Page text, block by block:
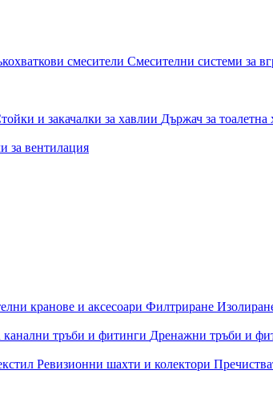
смесители Смесителни системи за
и закачалки за хавлии Държач за тоалетна
за вентилация
кранове и аксесоари Филтриране
канални тръби и фитинги Дренажни тръби и
Ревизионни шахти и колектори